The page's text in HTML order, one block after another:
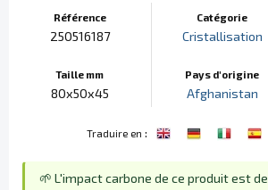
Référence
250516187
Taille mm
80x50x45
Catégorie
Cristallisation
Pays d'origine
Afghanistan
Traduire en :
🌱 L'impact carbone de ce produit est de